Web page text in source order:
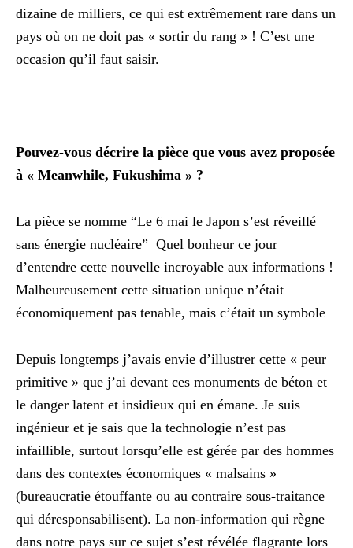
dizaine de milliers, ce qui est extrêmement rare dans un
pays où on ne doit pas « sortir du rang » ! C’est une
occasion qu’il faut saisir.
Pouvez-vous décrire la pièce que vous avez proposée
à « Meanwhile, Fukushima » ?
La pièce se nomme “Le 6 mai le Japon s’est réveillé
sans énergie nucléaire” Quel bonheur ce jour
d’entendre cette nouvelle incroyable aux informations !
Malheureusement cette situation unique n’était
économiquement pas tenable, mais c’était un symbole
Depuis longtemps j’avais envie d’illustrer cette « peur
primitive » que j’ai devant ces monuments de béton et
le danger latent et insidieux qui en émane. Je suis
ingénieur et je sais que la technologie n’est pas
infaillible, surtout lorsqu’elle est gérée par des hommes
dans des contextes économiques « malsains »
(bureaucratie étouffante ou au contraire sous-traitance
qui déresponsabilisent). La non-information qui règne
dans notre pays sur ce sujet s’est révélée flagrante lors